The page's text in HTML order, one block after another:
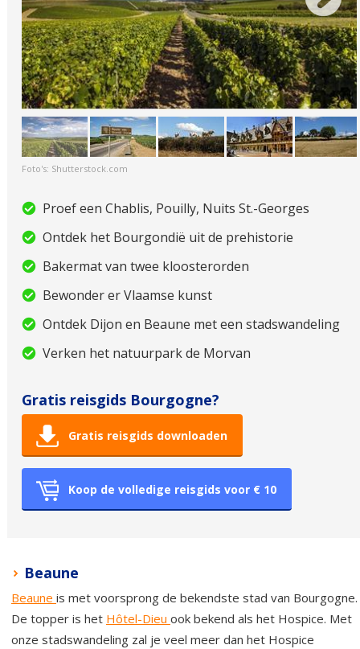
Foto's: Shutterstock.com
Proef een Chablis, Pouilly, Nuits St.-Georges
Ontdek het Bourgondië uit de prehistorie
Bakermat van twee kloosterorden
Bewonder er Vlaamse kunst
Ontdek Dijon en Beaune met een stadswandeling
Verken het natuurpark de Morvan
Gratis reisgids Bourgogne?
Gratis reisgids downloaden
Koop de volledige reisgids voor € 10
Beaune
Beaune is met voorsprong de bekendste stad van Bourgogne.
De topper is het Hôtel-Dieu ook bekend als het Hospice. Met
onze stadswandeling zal je veel meer dan het Hospice